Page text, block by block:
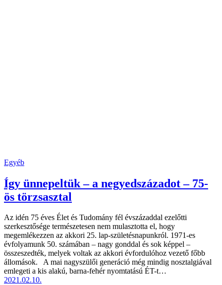
Egyéb
Így ünnepeltük – a negyedszázadot – 75-
ös törzsasztal
Az idén 75 éves Élet és Tudomány fél évszázaddal ezelőtti
szerkesztősége természetesen nem mulasztotta el, hogy
megemlékezzen az akkori 25. lap-születésnapunkról. 1971-es
évfolyamunk 50. számában – nagy gonddal és sok képpel –
összeszedték, melyek voltak az akkori évfordulóhoz vezető főbb
állomások. A mai nagyszülői generáció még mindig nosztalgiával
emlegeti a kis alakú, barna-fehér nyomtatású ÉT-t…
2021.02.10.